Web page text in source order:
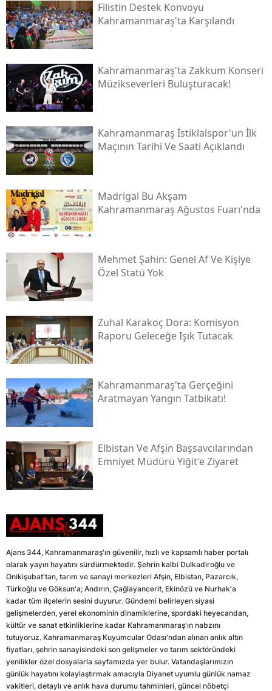
Filistin Destek Konvoyu
Kahramanmaraş'ta Karşılandı
Kahramanmaraş'ta Zakkum Konseri
Müzikseverleri Buluşturacak!
Kahramanmaraş İstiklalspor'un İlk
Maçının Tarihi Ve Saati Açıklandı
Madrigal Bu Akşam
Kahramanmaraş Ağustos Fuarı'nda
Mehmet Şahin: Genel Af Ve Kişiye
Özel Statü Yok
Zuhal Karakoç Dora: Komisyon
Raporu Geleceğe Işık Tutacak
Kahramanmaraş'ta Gerçeğini
Aratmayan Yangın Tatbikatı!
Elbistan Ve Afşin Başsavcılarından
Emniyet Müdürü Yiğit'e Ziyaret
Ajans 344, Kahramanmaraş'ın güvenilir, hızlı ve kapsamlı haber portalı
olarak yayın hayatını sürdürmektedir. Şehrin kalbi Dulkadiroğlu ve
Onikişubat'tan, tarım ve sanayi merkezleri Afşin, Elbistan, Pazarcık,
Türkoğlu ve Göksun'a; Andırın, Çağlayancerit, Ekinözü ve Nurhak'a
kadar tüm ilçelerin sesini duyurur. Gündemi belirleyen siyasi
gelişmelerden, yerel ekonominin dinamiklerine, spordaki heyecandan,
kültür ve sanat etkinliklerine kadar Kahramanmaraş'ın nabzını
tutuyoruz. Kahramanmaraş Kuyumcular Odası'ndan alınan anlık altın
fiyatları, şehrin sanayisindeki son gelişmeler ve tarım sektöründeki
yenilikler özel dosyalarla sayfamızda yer bulur. Vatandaşlarımızın
günlük hayatını kolaylaştırmak amacıyla Diyanet uyumlu günlük namaz
vakitleri, detaylı ve anlık hava durumu tahminleri, güncel nöbetçi